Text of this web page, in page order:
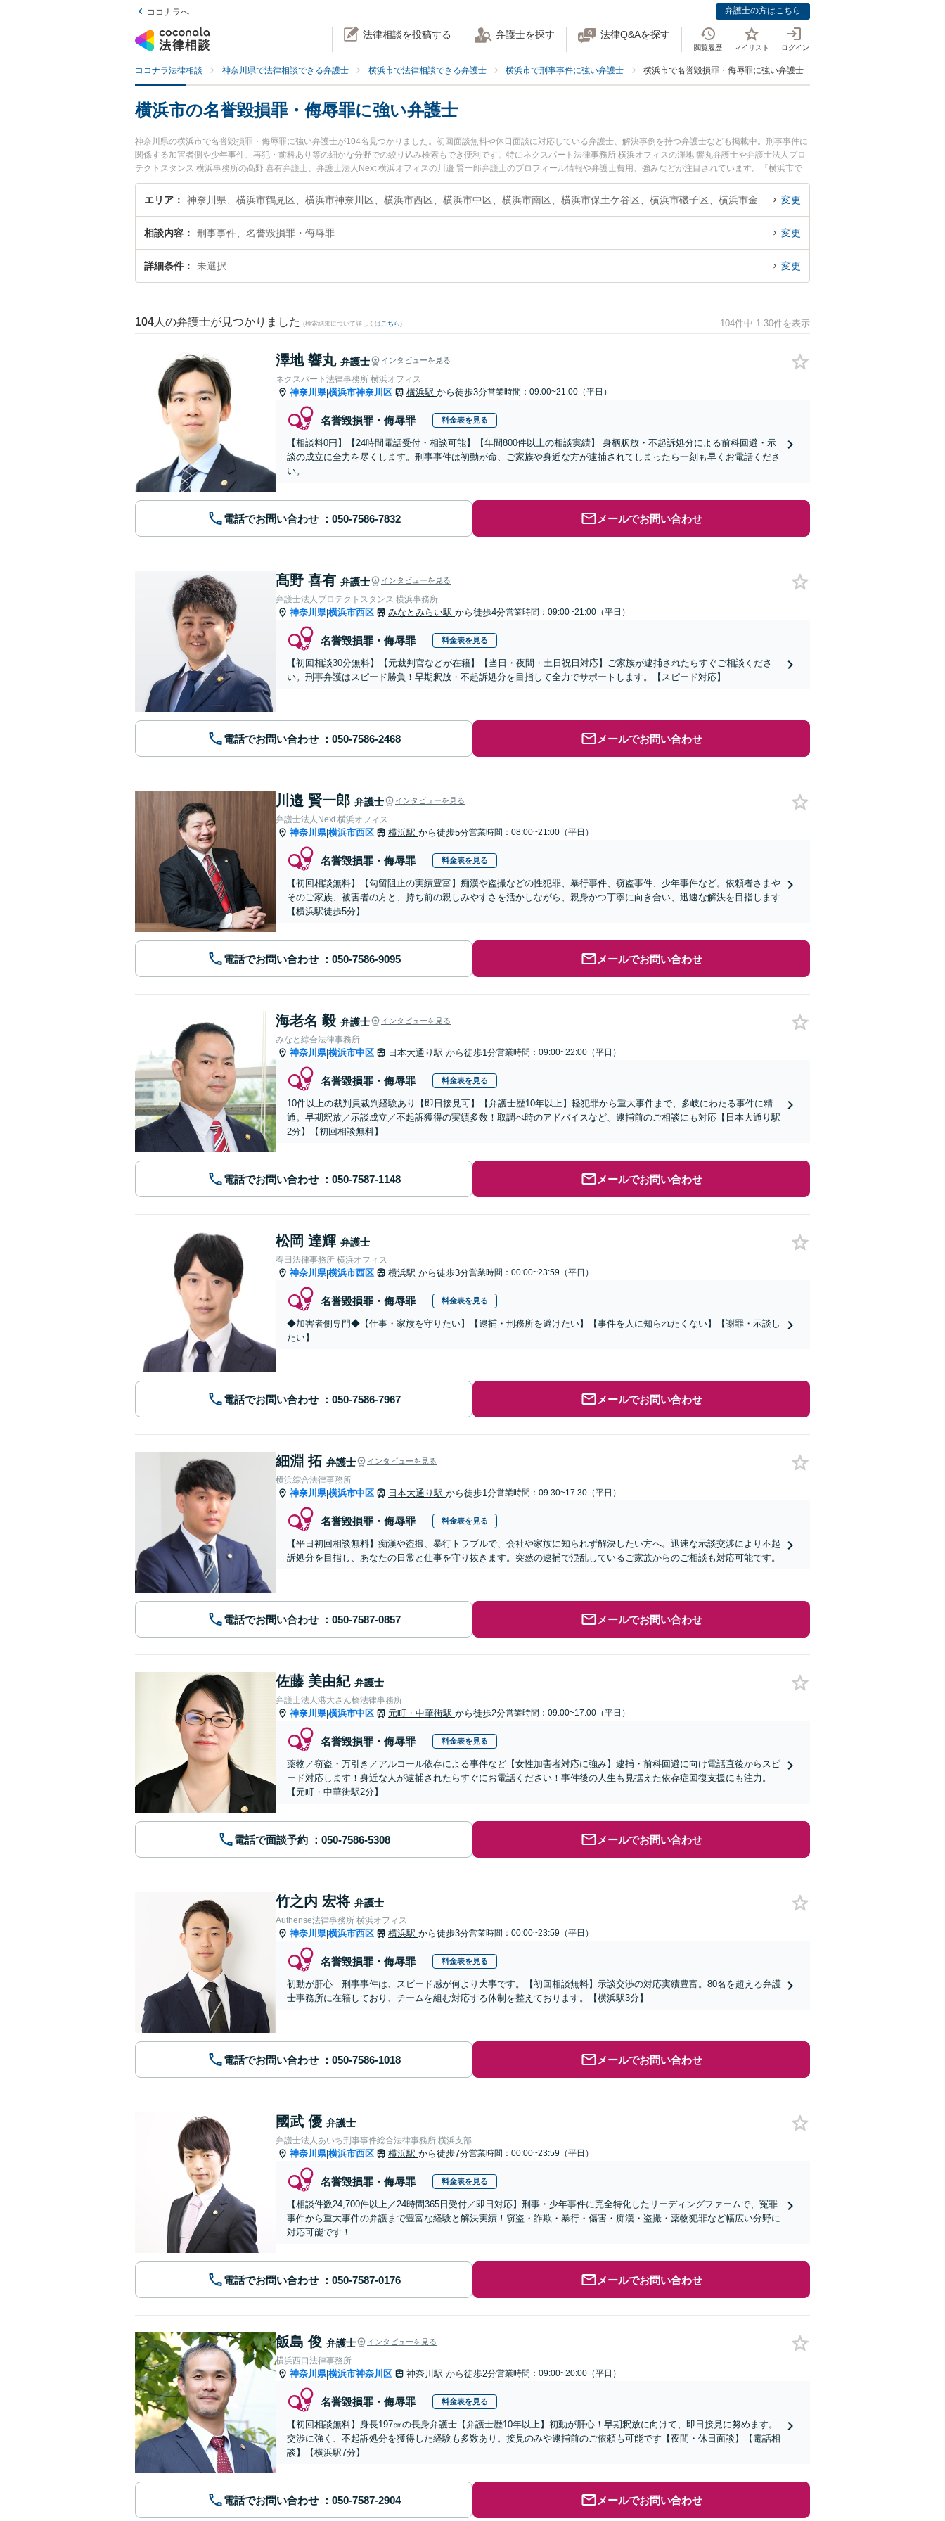
ココナラへ 弁護士の方はこちら
法律相談を投稿する 弁護士を探す 法律Q&Aを探す
閲覧履歴 マイリスト ログイン
ココナラ法律相談 神奈川県で法律相談できる弁護士 横浜市で法律相談できる弁護士 横浜市で刑事事件に強い弁護士 横浜市で名誉毀損罪・侮辱罪に強い弁護士
横浜市の名誉毀損罪・侮辱罪に強い弁護士
神奈川県の横浜市で名誉毀損罪・侮辱罪に強い弁護士が104名見つかりました。初回面談無料や休日面談に対応している弁護士、解決事例を持つ弁護士なども掲載中。刑事事件に
関係する加害者側や少年事件、再犯・前科あり等の細かな分野での絞り込み検索もでき便利です。特にネクスパート法律事務所 横浜オフィスの澤地 響丸弁護士や弁護士法人プロ
テクトスタンス 横浜事務所の髙野 喜有弁護士、弁護士法人Next 横浜オフィスの川邉 賢一郎弁護士のプロフィール情報や弁護士費用、強みなどが注目されています。『横浜市で
土日や夜間に発生した名誉毀損罪・侮辱罪のトラブルを今すぐに弁護士に相談したい』『名誉毀損罪・侮辱罪のトラブル解決の実績豊富な近くの弁護士を検索したい』『初回相談
無料で名誉毀損罪・侮辱罪を法律相談できる横浜市内の弁護士に相談予約したい』などでお困りの相談者さんにおすすめです。
エリア 変更
相談内容 刑事事件、名誉毀損罪・侮辱罪 変更
詳細条件 未選択 変更
104 人の弁護士が見つかりました (検索結果について詳しくは こちら) 104件中 1-30件を表示
澤地 響丸 弁護士 インタビューを見る
ネクスパート法律事務所 横浜オフィス
神奈川県|横浜市神奈川区 横浜駅 から徒歩3分営業時間：09:00~21:00（平日）
名誉毀損罪・侮辱罪 料金表を見る
【相談料0円】【24時間電話受付・相談可能】【年間800件以上の相談実績】 身柄釈放・不起訴処分による前科回避・示
談の成立に全力を尽くします。刑事事件は初動が命、ご家族や身近な方が逮捕されてしまったら一刻も早くお電話くださ
い。
電話でお問い合わせ メールでお問い合わせ
髙野 喜有 弁護士 インタビューを見る
弁護士法人プロテクトスタンス 横浜事務所
神奈川県|横浜市西区 みなとみらい駅 から徒歩4分営業時間：09:00~21:00（平日）
名誉毀損罪・侮辱罪 料金表を見る
【初回相談30分無料】【元裁判官などが在籍】【当日・夜間・土日祝日対応】ご家族が逮捕されたらすぐご相談くださ
い。刑事弁護はスピード勝負！早期釈放・不起訴処分を目指して全力でサポートします。【スピード対応】
電話でお問い合わせ メールでお問い合わせ
川邉 賢一郎 弁護士 インタビューを見る
弁護士法人Next 横浜オフィス
神奈川県|横浜市西区 横浜駅 から徒歩5分営業時間：08:00~21:00（平日）
名誉毀損罪・侮辱罪 料金表を見る
【初回相談無料】【勾留阻止の実績豊富】痴漢や盗撮などの性犯罪、暴行事件、窃盗事件、少年事件など。依頼者さまや
そのご家族、被害者の方と、持ち前の親しみやすさを活かしながら、親身かつ丁寧に向き合い、迅速な解決を目指します
【横浜駅徒歩5分】
電話でお問い合わせ メールでお問い合わせ
海老名 毅 弁護士 インタビューを見る
みなと綜合法律事務所
神奈川県|横浜市中区 日本大通り駅 から徒歩1分営業時間：09:00~22:00（平日）
名誉毀損罪・侮辱罪 料金表を見る
10件以上の裁判員裁判経験あり【即日接見可】【弁護士歴10年以上】軽犯罪から重大事件まで、多岐にわたる事件に精
通。早期釈放／示談成立／不起訴獲得の実績多数！取調べ時のアドバイスなど、逮捕前のご相談にも対応【日本大通り駅
2分】【初回相談無料】
電話でお問い合わせ メールでお問い合わせ
松岡 達輝 弁護士
春田法律事務所 横浜オフィス
神奈川県|横浜市西区 横浜駅 から徒歩3分営業時間：00:00~23:59（平日）
名誉毀損罪・侮辱罪 料金表を見る
◆加害者側専門◆【仕事・家族を守りたい】【逮捕・刑務所を避けたい】【事件を人に知られたくない】【謝罪・示談し
たい】
電話でお問い合わせ メールでお問い合わせ
細淵 拓 弁護士 インタビューを見る
横浜綜合法律事務所
神奈川県|横浜市中区 日本大通り駅 から徒歩1分営業時間：09:30~17:30（平日）
名誉毀損罪・侮辱罪 料金表を見る
【平日初回相談無料】痴漢や盗撮、暴行トラブルで、会社や家族に知られず解決したい方へ。迅速な示談交渉により不起
訴処分を目指し、あなたの日常と仕事を守り抜きます。突然の逮捕で混乱しているご家族からのご相談も対応可能です。
電話でお問い合わせ メールでお問い合わせ
佐藤 美由紀 弁護士
弁護士法人港大さん橋法律事務所
神奈川県|横浜市中区 元町・中華街駅 から徒歩2分営業時間：09:00~17:00（平日）
名誉毀損罪・侮辱罪 料金表を見る
薬物／窃盗・万引き／アルコール依存による事件など【女性加害者対応に強み】逮捕・前科回避に向け電話直後からスピ
ード対応します！身近な人が逮捕されたらすぐにお電話ください！事件後の人生も見据えた依存症回復支援にも注力。
【元町・中華街駅2分】
電話で面談予約 メールでお問い合わせ
竹之内 宏将 弁護士
Authense法律事務所 横浜オフィス
神奈川県|横浜市西区 横浜駅 から徒歩3分営業時間：00:00~23:59（平日）
名誉毀損罪・侮辱罪 料金表を見る
初動が肝心｜刑事事件は、スピード感が何より大事です。【初回相談無料】示談交渉の対応実績豊富。80名を超える弁護
士事務所に在籍しており、チームを組む対応する体制を整えております。【横浜駅3分】
電話でお問い合わせ メールでお問い合わせ
國武 優 弁護士
弁護士法人あいち刑事事件総合法律事務所 横浜支部
神奈川県|横浜市西区 横浜駅 から徒歩7分営業時間：00:00~23:59（平日）
名誉毀損罪・侮辱罪 料金表を見る
【相談件数24,700件以上／24時間365日受付／即日対応】刑事・少年事件に完全特化したリーディングファームで、冤罪
事件から重大事件の弁護まで豊富な経験と解決実績！窃盗・詐欺・暴行・傷害・痴漢・盗撮・薬物犯罪など幅広い分野に
対応可能です！
電話でお問い合わせ メールでお問い合わせ
飯島 俊 弁護士 インタビューを見る
横浜西口法律事務所
神奈川県|横浜市神奈川区 神奈川駅 から徒歩2分営業時間：09:00~20:00（平日）
名誉毀損罪・侮辱罪 料金表を見る
【初回相談無料】身長197㎝の長身弁護士【弁護士歴10年以上】初動が肝心！早期釈放に向けて、即日接見に努めます。
交渉に強く、不起訴処分を獲得した経験も多数あり。接見のみや逮捕前のご依頼も可能です【夜間・休日面談】【電話相
談】【横浜駅7分】
電話でお問い合わせ メールでお問い合わせ